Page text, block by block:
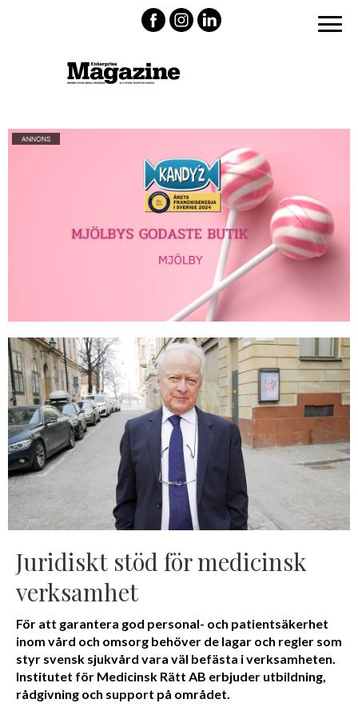
Juridiskt stöd för medicinsk
verksamhet
För att garantera god personal- och patientsäkerhet
inom vård och omsorg behöver de lagar och regler som
styr svensk sjukvård vara väl befästa i verksamheten.
Institutet för Medicinsk Rätt AB erbjuder utbildning,
rådgivning och support på området.